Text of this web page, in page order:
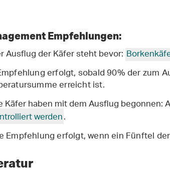
Empfehlungen:
Ausflug der Käfer steht bevor:
erfolgt, sobald 90% der zum
erreicht ist.
Käfer haben mit dem Ausflug begonnen:
werden.
Empfehlung erfolgt, wenn ein Fünftel